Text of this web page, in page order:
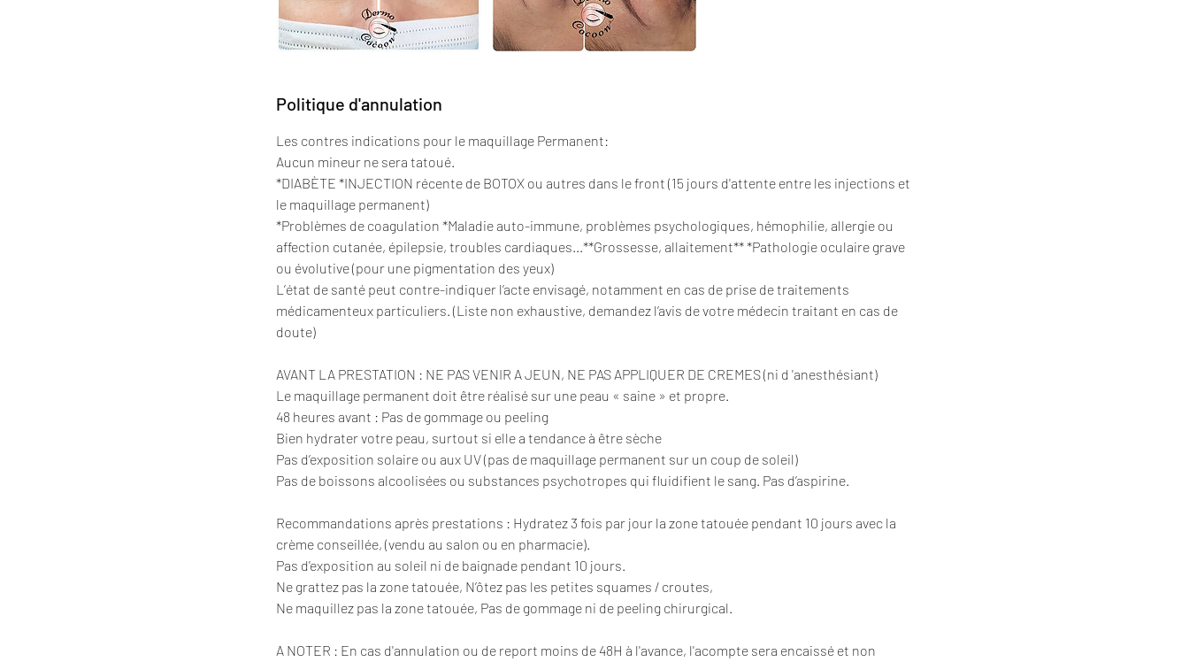
Politique d'annulation
Les contres indications pour le maquillage Permanent:
Aucun mineur ne sera tatoué.
*DIABÈTE *INJECTION récente de BOTOX ou autres dans le front (15 jours d'attente entre les injections et
le maquillage permanent)
*Problèmes de coagulation *Maladie auto-immune, problèmes psychologiques, hémophilie, allergie ou
affection cutanée, épilepsie, troubles cardiaques...**Grossesse, allaitement** *Pathologie oculaire grave
ou évolutive (pour une pigmentation des yeux)
L’état de santé peut contre-indiquer l’acte envisagé, notamment en cas de prise de traitements
médicamenteux particuliers. (Liste non exhaustive, demandez l’avis de votre médecin traitant en cas de
doute)
AVANT LA PRESTATION : NE PAS VENIR A JEUN, NE PAS APPLIQUER DE CREMES (ni d 'anesthésiant)
Le maquillage permanent doit être réalisé sur une peau « saine » et propre.
48 heures avant : Pas de gommage ou peeling
Bien hydrater votre peau, surtout si elle a tendance à être sèche
Pas d’exposition solaire ou aux UV (pas de maquillage permanent sur un coup de soleil)
Pas de boissons alcoolisées ou substances psychotropes qui fluidifient le sang. Pas d’aspirine.
Recommandations après prestations : Hydratez 3 fois par jour la zone tatouée pendant 10 jours avec la
crème conseillée, (vendu au salon ou en pharmacie).
Pas d'exposition au soleil ni de baignade pendant 10 jours.
Ne grattez pas la zone tatouée, N’ôtez pas les petites squames / croutes,
Ne maquillez pas la zone tatouée, Pas de gommage ni de peeling chirurgical.
A NOTER : En cas d'annulation ou de report moins de 48H à l'avance, l'acompte sera encaissé et non